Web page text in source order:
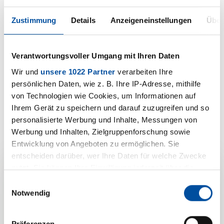
Zustimmung Details Anzeigeneinstellungen
Verantwortungsvoller Umgang mit Ihren Daten
Wir und unsere 1022 Partner verarbeiten Ihre
persönlichen Daten, wie z. B. Ihre IP-Adresse, mithilfe
von Technologien wie Cookies, um Informationen auf
Ihrem Gerät zu speichern und darauf zuzugreifen und so
personalisierte Werbung und Inhalte, Messungen von
Werbung und Inhalten, Zielgruppenforschung sowie
Entwicklung von Angeboten zu ermöglichen. Sie
entscheiden darüber, wer Ihre Daten für welche Zwecke
nutzt. Sie können Ihre Einwilligung jederzeit über die
Trigger Symbol ändern oder widerrufen
Notwendig
Downloads
M 1724
PDF | 801 KB
Ihre
Produktanfrage zu